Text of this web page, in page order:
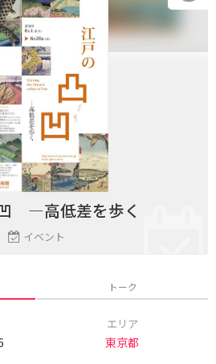
―高低差を歩く
イベント
トーク
エリア
東京都